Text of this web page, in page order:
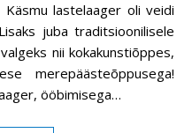
juba traditsioonilisele
nii kokakunstiõppes,
merepäästeõppusega!
ööbimisega…